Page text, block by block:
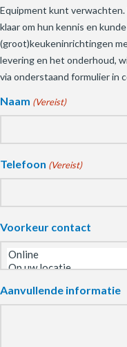
Equipment kunt verwachten.
klaar om hun kennis en
(groot)keukeninrichtingen
levering en het onderhoud,
via onderstaand formulier in
Naam (Vereist)
Telefoon (Vereist)
Voorkeur contact
Aanvullende informatie